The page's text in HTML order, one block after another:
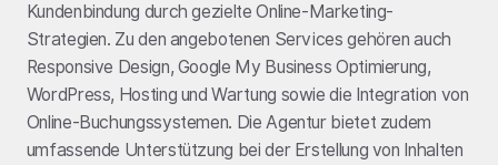
Kundenbindung durch gezielte Online-Marketing-
Strategien. Zu den angebotenen Services gehören auch
Responsive Design, Google My Business Optimierung,
WordPress, Hosting und Wartung sowie die Integration von
Online-Buchungssystemen. Die Agentur bietet zudem
umfassende Unterstützung bei der Erstellung von Inhalten